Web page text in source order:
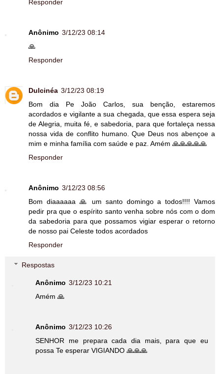
Responder
Anônimo 3/12/23 08:14
🙏
Responder
Dulcinéa 3/12/23 08:19
Bom dia Pe João Carlos, sua benção, estaremos
acordados e vigilante a sua chegada, que essa espera seja
de Alegria, muita fé, e sabedoria, para que fortaleça nessa
nossa vida de conflito humano. Que Deus nos abençoe a
mim e minha família com saúde e paz. Amém 🙏🙏🙏🙏🙏
Responder
Anônimo 3/12/23 08:56
Bom diaaaaaa 🙏 um santo domingo a todos!!!! Vamos
pedir pra que o espírito santo venha sobre nós com o dom
da sabedoria para que possamos vigiar esperar o retorno
de nosso pai Celeste todos acordados
Responder
Respostas
Anônimo 3/12/23 10:21
Amém 🙏
Anônimo 3/12/23 10:26
SENHOR me prepara cada dia mais, para que eu
possa Te esperar VIGIANDO 🙏🙏🙏